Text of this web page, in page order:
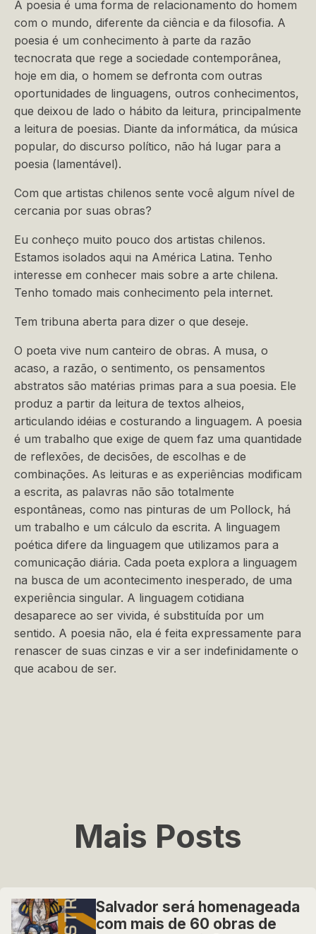
A poesia é uma forma de relacionamento do homem
com o mundo, diferente da ciência e da filosofia. A
poesia é um conhecimento à parte da razão
tecnocrata que rege a sociedade contemporânea,
hoje em dia, o homem se defronta com outras
oportunidades de linguagens, outros conhecimentos,
que deixou de lado o hábito da leitura, principalmente
a leitura de poesias. Diante da informática, da música
popular, do discurso político, não há lugar para a
poesia (lamentável).
Com que artistas chilenos sente você algum nível de
cercania por suas obras?
Eu conheço muito pouco dos artistas chilenos.
Estamos isolados aqui na América Latina. Tenho
interesse em conhecer mais sobre a arte chilena.
Tenho tomado mais conhecimento pela internet.
Tem tribuna aberta para dizer o que deseje.
O poeta vive num canteiro de obras. A musa, o
acaso, a razão, o sentimento, os pensamentos
abstratos são matérias primas para a sua poesia. Ele
produz a partir da leitura de textos alheios,
articulando idéias e costurando a linguagem. A poesia
é um trabalho que exige de quem faz uma quantidade
de reflexões, de decisões, de escolhas e de
combinações. As leituras e as experiências modificam
a escrita, as palavras não são totalmente
espontâneas, como nas pinturas de um Pollock, há
um trabalho e um cálculo da escrita. A linguagem
poética difere da linguagem que utilizamos para a
comunicação diária. Cada poeta explora a linguagem
na busca de um acontecimento inesperado, de uma
experiência singular. A linguagem cotidiana
desaparece ao ser vivida, é substituída por um
sentido. A poesia não, ela é feita expressamente para
renascer de suas cinzas e vir a ser indefinidamente o
que acabou de ser.
Mais Posts
Salvador será homenageada
com mais de 60 obras de